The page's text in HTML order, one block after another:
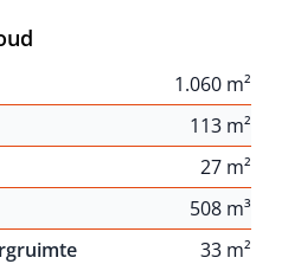
1.060 m²
113 m²
27 m²
508 m³
33 m²